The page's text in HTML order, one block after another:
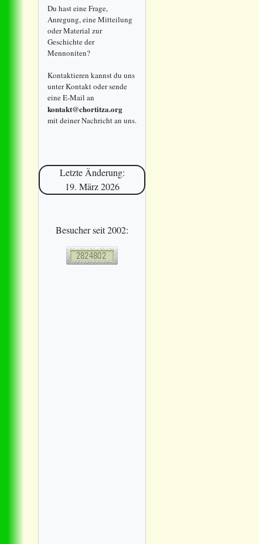
Du hast eine Frage,
Anregung, eine Mitteilung
oder Material zur
Geschichte der
Mennoniten?
Kontaktieren kannst du uns
unter Kontakt oder sende
eine E-Mail an
kontakt@chortitza.org
mit deiner Nachricht an uns.
Letzte Änderung:
19. März 2026
Besucher seit 2002: